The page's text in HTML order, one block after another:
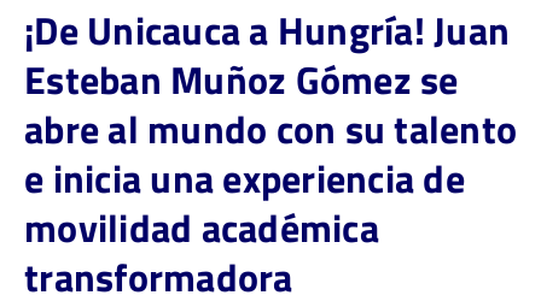
¡De Unicauca a Hungría! Juan
Esteban Muñoz Gómez se
abre al mundo con su talento
e inicia una experiencia de
movilidad académica
transformadora